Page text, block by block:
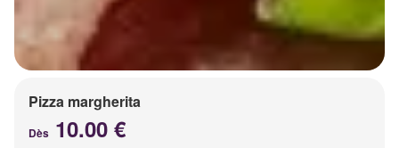
Pizza margherita
Dès 10.00 €